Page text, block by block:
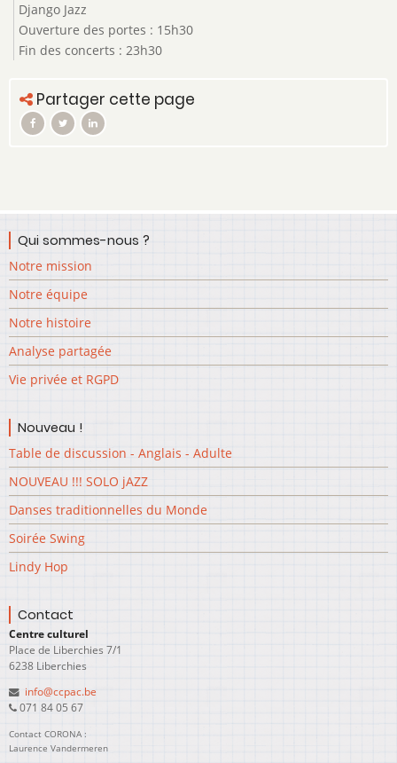
Django Jazz
Ouverture des portes : 15h30
Fin des concerts : 23h30
Partager cette page
Qui sommes-nous ?
Notre mission
Notre équipe
Notre histoire
Analyse partagée
Vie privée et RGPD
Nouveau !
Table de discussion - Anglais - Adulte
NOUVEAU !!! SOLO jAZZ
Danses traditionnelles du Monde
Soirée Swing
Lindy Hop
Contact
Centre culturel
Place de Liberchies 7/1
6238 Liberchies
info@ccpac.be
071 84 05 67
Contact CORONA :
Laurence Vandermeren